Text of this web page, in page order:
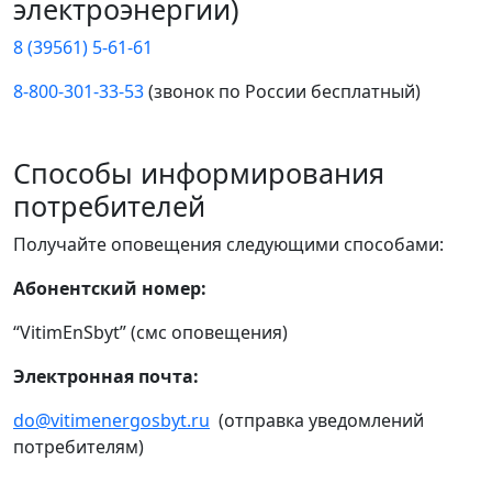
электроэнергии)
8 (39561) 5-61-61
8-800-301-33-53(звонок по России бесплатный)
Способы информирования
потребителей
Получайте оповещения следующими способами:
Абонентский номер:
“VitimEnSbyt” (смс оповещения)
Электронная почта:
do@vitimenergosbyt.ru (отправка уведомлений
потребителям)